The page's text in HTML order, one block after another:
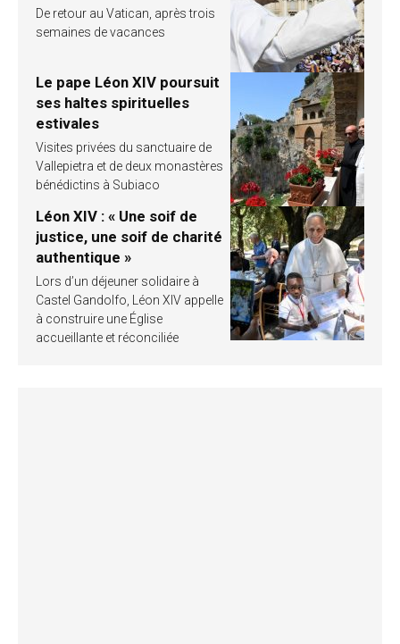
De retour au Vatican, après trois
semaines de vacances
Le pape Léon XIV poursuit
ses haltes spirituelles
estivales
Visites privées du sanctuaire de
Vallepietra et de deux monastères
bénédictins à Subiaco
Léon XIV : « Une soif de
justice, une soif de charité
authentique »
Lors d’un déjeuner solidaire à
Castel Gandolfo, Léon XIV appelle
à construire une Église
accueillante et réconciliée